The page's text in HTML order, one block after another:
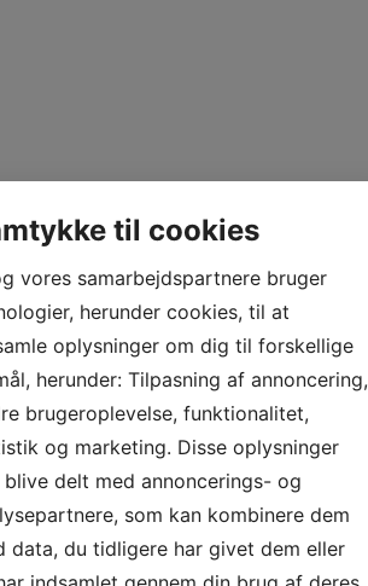
krematoriet om selv at hente
på, om
arbejdstid, betaling for
til cookies
vores samarbejdspartnere bruger
herunder cookies, til at
oplysninger om dig til forskellige
herunder: Tilpasning af annoncering,
brugeroplevelse, funktionalitet,
og marketing. Disse oplysninger
blive delt med annoncerings- og
som kan kombinere dem
data, du tidligere har givet dem eller